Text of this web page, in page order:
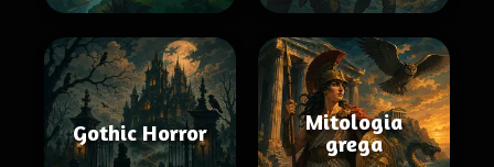
Gothic Horror
Mitologia
grega